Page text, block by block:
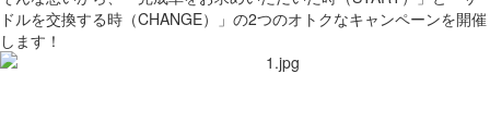
ドルを交換する時（CHANGE）」の2つのオトクなキャンペーンを開催
します！